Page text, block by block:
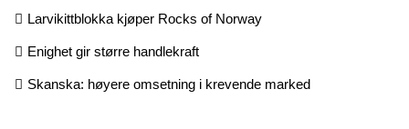
Larvikittblokka kjøper Rocks of Norway
Enighet gir større handlekraft
Skanska: høyere omsetning i krevende marked